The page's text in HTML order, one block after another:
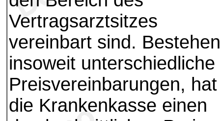
Vertragsarztsitzes
vereinbart sind. Bestehen
insoweit unterschiedliche
Preisvereinbarungen, hat
die Krankenkasse einen